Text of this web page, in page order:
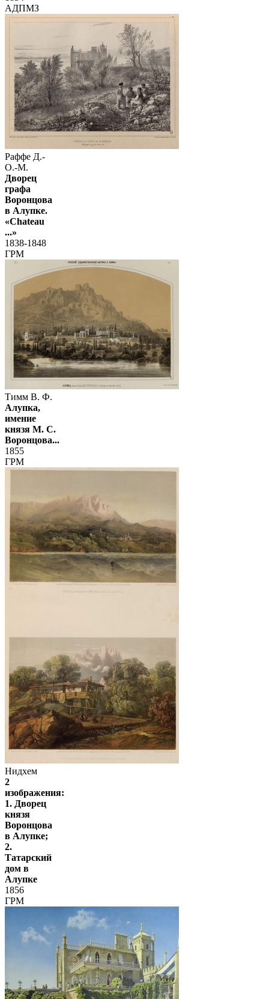
АДПМЗ
Раффе Д.-
О.-М.
Дворец
графа
Воронцова
в Алупке.
«Chateau
...»
1838-1848
ГРМ
Тимм В. Ф.
Алупка,
имение
князя М. С.
Воронцова...
1855
ГРМ
Нидхем
2
изображения:
1. Дворец
князя
Воронцова
в Алупке;
2.
Татарский
дом в
Алупке
1856
ГРМ